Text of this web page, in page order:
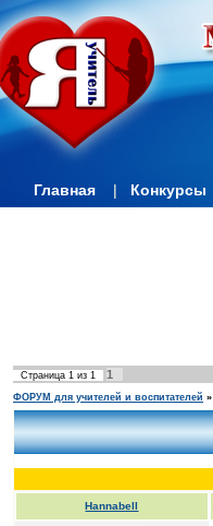
Главная | Конкурсы
Страница 1 из 1 1
ФОРУМ для учителей и воспитателей »
Hannabell